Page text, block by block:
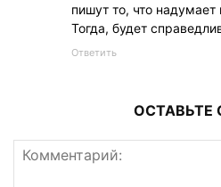
пишут то, что
Тогда, будет
Ответить
ОСТАВЬТЕ